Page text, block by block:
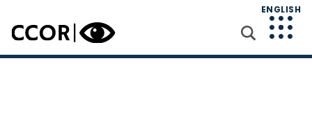
ENGLISH